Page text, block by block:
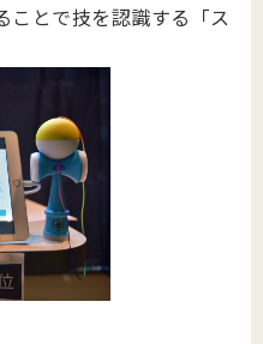
ことで技を認識する「ス